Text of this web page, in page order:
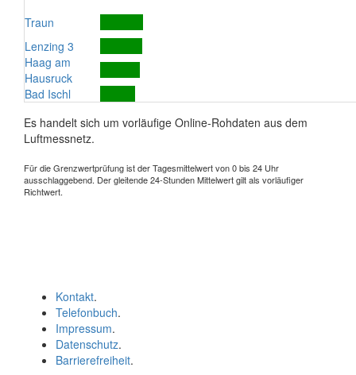
Traun
Lenzing 3
Haag am
Hausruck
Bad Ischl
Es handelt sich um vorläufige Online-Rohdaten aus dem
Luftmessnetz.
Für die Grenzwertprüfung ist der Tagesmittelwert von 0 bis 24 Uhr
ausschlaggebend. Der gleitende 24-Stunden Mittelwert gilt als vorläufiger
Richtwert.
Kontakt.
Telefonbuch.
Impressum.
Datenschutz.
Barrierefreiheit.